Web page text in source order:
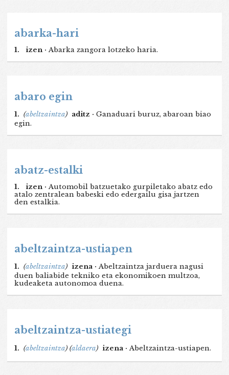
abarka-hari
1. izen · Abarka zangora lotzeko haria.
abaro egin
1. (abeltzaintza) aditz · Ganaduari buruz, abaroan biao
egin.
abatz-estalki
1. izen · Automobil batzuetako gurpiletako abatz edo
atalo zentralean babeski edo edergailu gisa jartzen
den estalkia.
abeltzaintza-ustiapen
1. (abeltzaintza) izena · Abeltzaintza jarduera nagusi
duen baliabide tekniko eta ekonomikoen multzoa,
kudeaketa autonomoa duena.
abeltzaintza-ustiategi
1. (abeltzaintza) (aldaera) izena · Abeltzaintza-ustiapen.